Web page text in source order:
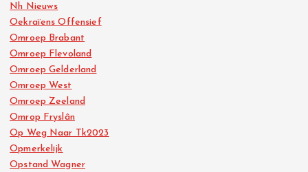
Nh Nieuws
Oekraïens Offensief
Omroep Brabant
Omroep Flevoland
Omroep Gelderland
Omroep West
Omroep Zeeland
Omrop Fryslân
Op Weg Naar Tk2023
Opmerkelijk
Opstand Wagner